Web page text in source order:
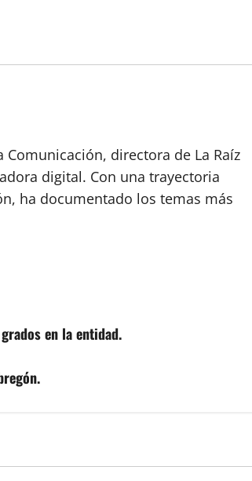
Comunicación, directora de La Raíz
digital. Con una trayectoria
ha documentado los temas más
en la entidad.